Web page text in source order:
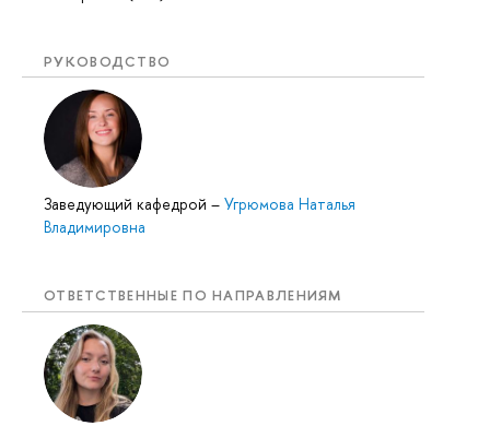
РУКОВОДСТВО
Заведующий кафедрой – Угрюмова Наталья
Владимировна
ОТВЕТСТВЕННЫЕ ПО НАПРАВЛЕНИЯМ